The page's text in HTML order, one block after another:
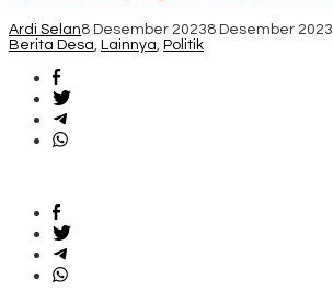
Ardi Selan8 Desember 20238 Desember 2023
Berita Desa, Lainnya, Politik